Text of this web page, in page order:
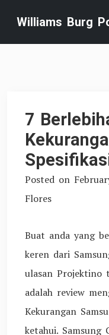
content
Williams Burg
7
Posted on
Flores
Buat anda yang
keren dari
ulasan Projektino
adalah review
Kekurangan
ketahui. Samsung